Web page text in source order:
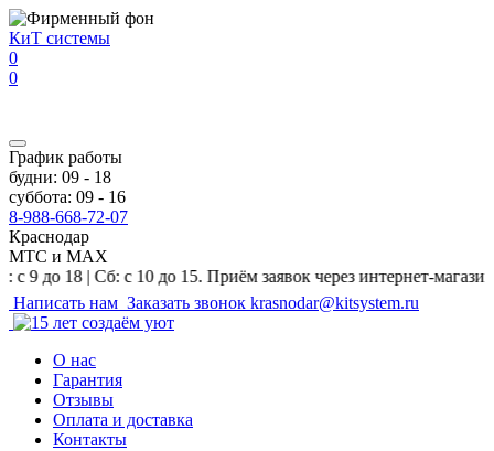
Перейти к основному содержанию
КиТ системы
0
0
График работы
будни: 09 - 18
суббота: 09 - 16
8-988-668-72-07
Краснодар
МТС и MAX
Сб: с 10 до 15. Приём заявок через интернет-магазин и на
Написать нам Заказать звонок krasnodar@kitsystem.ru
О нас
Гарантия
Отзывы
Оплата и доставка
Контакты